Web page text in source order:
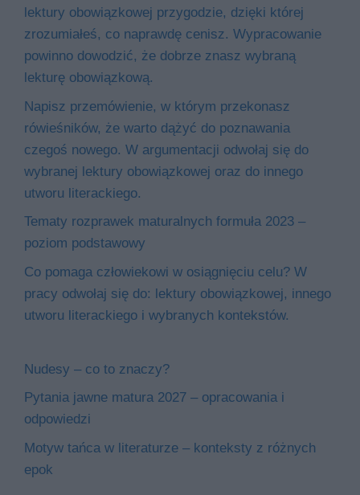
lektury obowiązkowej przygodzie, dzięki której
zrozumiałeś, co naprawdę cenisz. Wypracowanie
powinno dowodzić, że dobrze znasz wybraną
lekturę obowiązkową.
Napisz przemówienie, w którym przekonasz
rówieśników, że warto dążyć do poznawania
czegoś nowego. W argumentacji odwołaj się do
wybranej lektury obowiązkowej oraz do innego
utworu literackiego.
Tematy rozprawek maturalnych formuła 2023 –
poziom podstawowy
Co pomaga człowiekowi w osiągnięciu celu? W
pracy odwołaj się do: lektury obowiązkowej, innego
utworu literackiego i wybranych kontekstów.
Nudesy – co to znaczy?
Pytania jawne matura 2027 – opracowania i
odpowiedzi
Motyw tańca w literaturze – konteksty z różnych
epok